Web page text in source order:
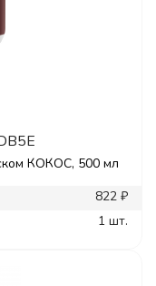
КОКОС, 500 мл
822 ₽
1 шт.